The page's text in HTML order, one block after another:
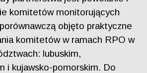
komitetów monitorujących
objęto praktyczne
komitetów w ramach RPO w
lubuskim,
i kujawsko-pomorskim. Do